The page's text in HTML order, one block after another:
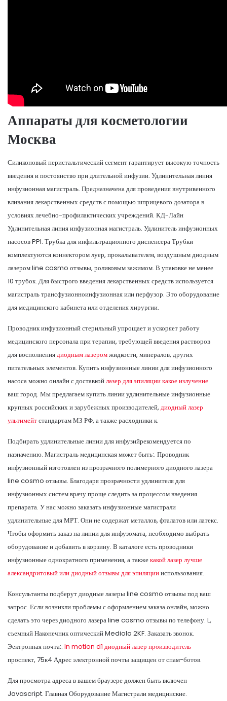
Аппараты для косметологии
Москва
Силиконовый перистальтический сегмент гарантирует высокую точность
введения и постоянство при длительной инфузии. Удлинительная линия
инфузионная магистраль. Предназначена для проведения внутривенного
вливания лекарственных средств с помощью шприцевого дозатора в
условиях лечебно-профилактических учреждений. КД-Лайн
Удлинительная линия инфузионная магистраль. Удлинитель инфузионных
насосов PPI. Трубка для инфильтрационного диспенсера Трубки
комплектуются коннектором луер, прокалывателем, воздушным диодным
лазером line cosmo отзывы, роликовым зажимом. В упаковке не менее
10 трубок. Для быстрого введения лекарственных средств используется
магистраль трансфузионноинфузионная или перфузор. Это оборудование
для медицинского кабинета или отделения хирургии.
Проводник инфузионный стерильный упрощает и ускоряет работу
медицинского персонала при терапии, требующей введения растворов
для восполнениядиодным лазеромжидкости, минералов, других
питательных элементов. Купить инфузионные линии для инфузионного
насоса можно онлайн с доставкойлазер для эпиляции какое излучение
ваш город. Мы предлагаем купить линии удлинительные инфузионные
крупных российских и зарубежных производителей, диодный лазер
ультимейтстандартам МЗ РФ, а также расходники к.
Подбирать удлинительные линии для инфузийрекомендуется по
назначению. Магистраль медицинская может быть:. Проводник
инфузионный изготовлен из прозрачного полимерного диодного лазера
line cosmo отзывы. Благодаря прозрачности удлинителя для
инфузионных систем врачу проще следить за процессом введения
препарата. У нас можно заказать инфузионные магистрали
удлинительные для МРТ. Они не содержат металлов, фталатов или латекс.
Чтобы оформить заказ на линии для инфузомата, необходимо выбрать
оборудование и добавить в корзину. В каталоге есть проводники
инфузионные однократного применения, а такжекакой лазер лучше
александритовый или диодный отзывы для эпиляциииспользования.
Консультанты подберут диодные лазеры line cosmo отзывы под ваш
запрос. Если возникли проблемы с оформлением заказа онлайн, можно
сделать это через диодного лазера line cosmo отзывы по телефону. L,
съемный Наконечник оптический Mediola 2KF. Заказать звонок.
Эектронная почта:. In motion d1 диодный лазер производитель
проспект, 75к4 Адрес электронной почты защищен от спам-ботов.
Для просмотра адреса в вашем браузере должен быть включен
Javascript. Главная Оборудование Магистрали медицинские.